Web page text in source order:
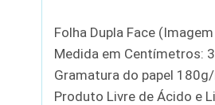
Folha Dupla Face
Medida em Centímetros:
Gramatura do papel
Produto Livre de Ácido e